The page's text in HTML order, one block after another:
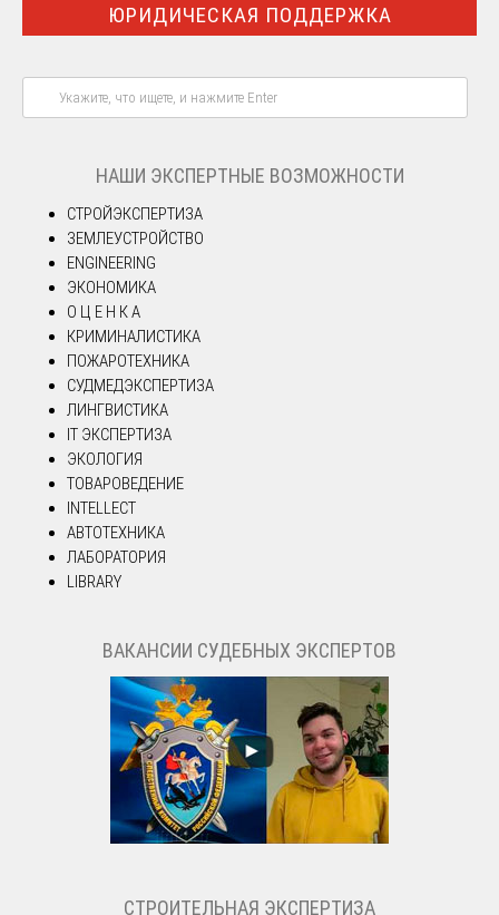
ЮРИДИЧЕСКАЯ ПОДДЕРЖКА
НАШИ ЭКСПЕРТНЫЕ ВОЗМОЖНОСТИ
СТРОЙЭКСПЕРТИЗА
ЗЕМЛЕУСТРОЙСТВО
ENGINEERING
ЭКОНОМИКА
О Ц Е Н К А
КРИМИНАЛИСТИКА
ПОЖАРОТЕХНИКА
СУДМЕДЭКСПЕРТИЗА
ЛИНГВИСТИКА
IT ЭКСПЕРТИЗА
ЭКОЛОГИЯ
ТОВАРОВЕДЕНИЕ
INTELLECT
АВТОТЕХНИКА
ЛАБОРАТОРИЯ
LIBRARY
ВАКАНСИИ СУДЕБНЫХ ЭКСПЕРТОВ
СТРОИТЕЛЬНАЯ ЭКСПЕРТИЗА